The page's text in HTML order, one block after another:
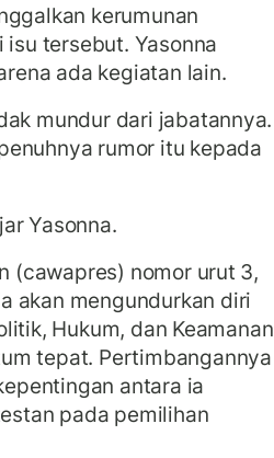
kerumunan
tersebut. Yasonna
ada kegiatan lain.
mundur dari jabatannya.
rumor itu kepada
Yasonna.
(cawapres) nomor urut 3,
akan mengundurkan diri
Hukum, dan Keamanan
tepat. Pertimbangannya
antara ia
pada pemilihan